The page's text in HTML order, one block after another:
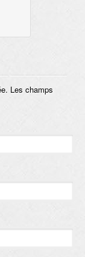
Les champs